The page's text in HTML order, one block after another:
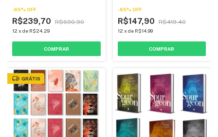
-65% OFF
R$239,70 R$690,90
12 x de R$24,29
-65% OFF
R$147,90 R$419,40
12 x de R$14,99
GRÁTIS